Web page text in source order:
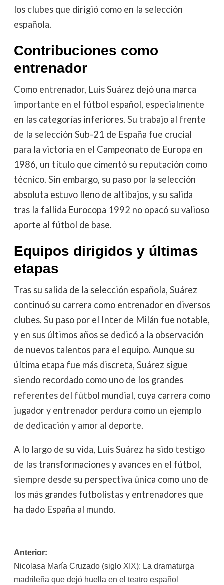
los clubes que dirigió como en la selección
española.
Contribuciones como
entrenador
Como entrenador, Luis Suárez dejó una marca
importante en el fútbol español, especialmente
en las categorías inferiores. Su trabajo al frente
de la selección Sub-21 de España fue crucial
para la victoria en el Campeonato de Europa en
1986, un título que cimentó su reputación como
técnico. Sin embargo, su paso por la selección
absoluta estuvo lleno de altibajos, y su salida
tras la fallida Eurocopa 1992 no opacó su valioso
aporte al fútbol de base.
Equipos dirigidos y últimas
etapas
Tras su salida de la selección española, Suárez
continuó su carrera como entrenador en diversos
clubes. Su paso por el Inter de Milán fue notable,
y en sus últimos años se dedicó a la observación
de nuevos talentos para el equipo. Aunque su
última etapa fue más discreta, Suárez sigue
siendo recordado como uno de los grandes
referentes del fútbol mundial, cuya carrera como
jugador y entrenador perdura como un ejemplo
de dedicación y amor al deporte.
A lo largo de su vida, Luis Suárez ha sido testigo
de las transformaciones y avances en el fútbol,
siempre desde su perspectiva única como uno de
los más grandes futbolistas y entrenadores que
ha dado España al mundo.
Navegación
de
Anterior:
Nicolasa María Cruzado (siglo XIX): La dramaturga
madrileña que dejó huella en el teatro español